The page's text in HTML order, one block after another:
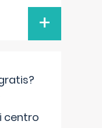
+
centro